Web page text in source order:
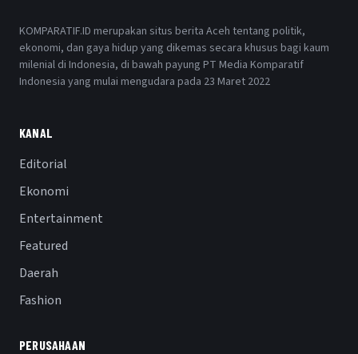
KOMPARATIF.ID merupakan situs berita Aceh tentang politik,
ekonomi, dan gaya hidup yang dikemas secara khusus bagi kaum
milenial di Indonesia, di bawah payung PT Media Komparatif
Indonesia yang mulai mengudara pada 23 Maret 2022
KANAL
Editorial
Ekonomi
Entertainment
Featured
Daerah
Fashion
PERUSAHAAN